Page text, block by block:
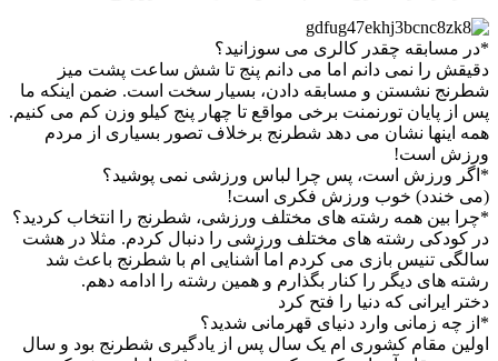
*در مسابقه چقدر کالری می سوزانید؟
دقیقش را نمی دانم اما می دانم پنج تا شش ساعت پشت میز
شطرنج نشستن و مسابقه دادن، بسیار سخت است. ضمن اینکه ما
پس از پایان تورنمنت برخی مواقع تا چهار پنج کیلو وزن کم می کنیم.
همه اینها نشان می دهد شطرنج برخلاف تصور بسیاری از مردم
ورزش است!
*اگر ورزش است، پس چرا لباس ورزشی نمی پوشید؟
(می خندد) خوب ورزش فکری است!
*چرا بین همه رشته های مختلف ورزشی، شطرنج را انتخاب کردید؟
در کودکی رشته های مختلف ورزشی را دنبال کردم. مثلا در هشت
سالگی تنیس بازی می کردم اما آشنایی ام با شطرنج باعث شد
رشته های دیگر را کنار بگذارم و همین رشته را ادامه دهم.
دختر ایرانی که دنیا را فتح کرد
*از چه زمانی وارد دنیای قهرمانی شدید؟
اولین مقام کشوری ام یک سال پس از یادگیری شطرنج بود و سال